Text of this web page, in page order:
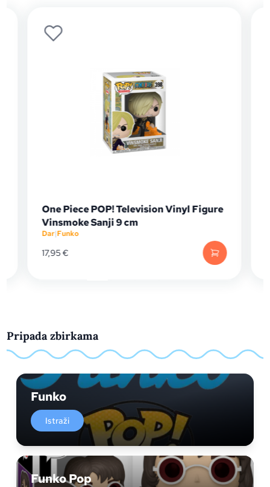
One Piece POP! Television Vinyl Figure
Vinsmoke Sanji 9 cm
Dar|Funko
17,95€
Pripada zbirkama
Funko
Istraži
Funko Pop